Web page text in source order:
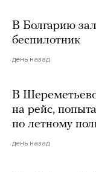
В Болгарию
беспилотник
день назад
В
на рейс,
по летному
день назад